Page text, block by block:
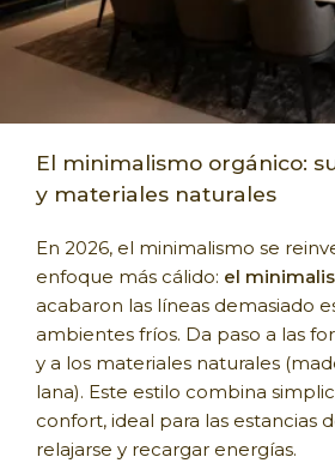
El minimalismo orgánico:
y materiales naturales
En 2026, el minimalismo se
enfoque más cálido: el
acabaron las líneas demasiado
ambientes fríos. Da paso a las
y a los materiales naturales
lana). Este estilo combina
confort, ideal para las estancias
relajarse y recargar energías.